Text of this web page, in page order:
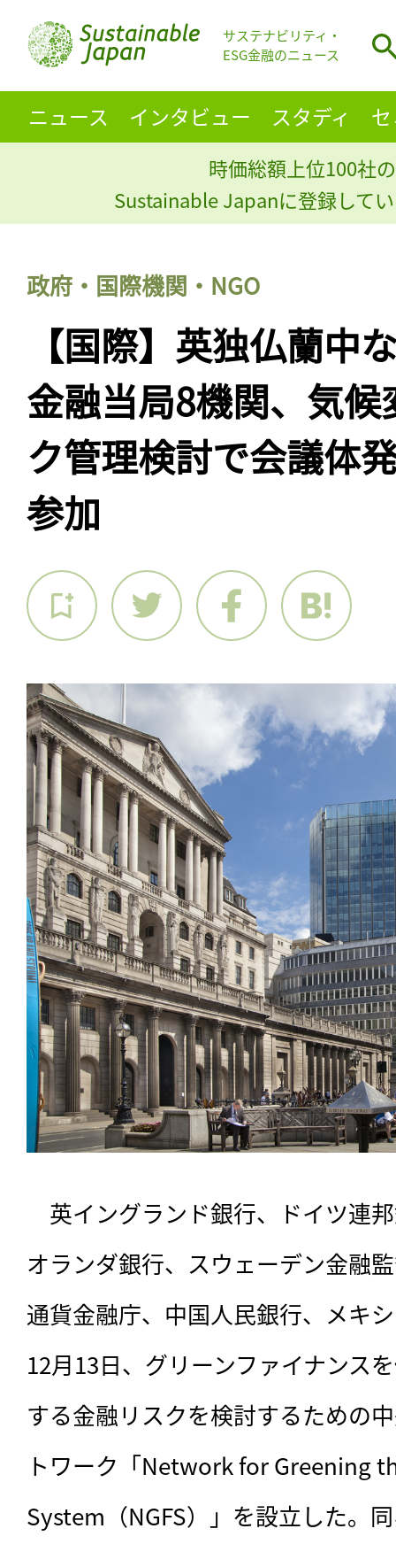
サステナビリティ・
ESG金融のニュース
ニュース インタビュー スタディ
時価総額上位100社
Sustainable Japanに登録して
政府・国際機関・NGO
【国際】英独仏蘭中
金融当局8機関、気
ク管理検討で会議体
参加
英イングランド銀行、ドイツ連
オランダ銀行、スウェーデン金融
通貨金融庁、中国人民銀行、メキ
12月13日、グリーンファイナンス
する金融リスクを検討するための
トワーク「Network for Greening
System（NGFS）」を設立した。